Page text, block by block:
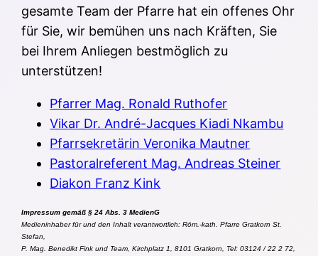
gesamte Team der Pfarre hat ein offenes Ohr
für Sie, wir bemühen uns nach Kräften, Sie
bei Ihrem Anliegen bestmöglich zu
unterstützen!
Pfarrer Mag. Ronald Ruthofer
Vikar Dr. André-Jacques Kiadi Nkambu
Pfarrsekretärin Veronika Mautner
Pastoralreferent Mag. Andreas Steiner
Diakon Franz Kink
Impressum gemäß § 24 Abs. 3 MedienG
Medieninhaber für und den Inhalt verantwortlich:Röm.-kath. Pfarre Gratkorn St.
Stefan,
P. Mag. Benedikt Fink und Team,Kirchplatz 1, 8101 Gratkorn, Tel: 03124 / 22 2 72,